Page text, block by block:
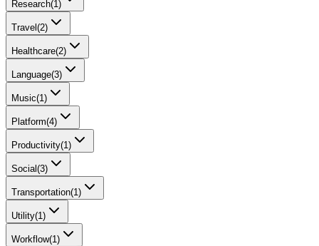
Research(1)
Travel (2)
Healthcare(2)
Language(3)
Music(1)
Platform(4)
Productivity(1)
Social(3)
Transportation(1)
Utility(1)
Workflow(1)